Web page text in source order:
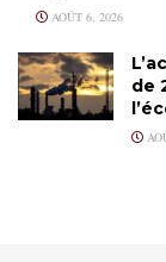
AOÛT 6, 2026
de